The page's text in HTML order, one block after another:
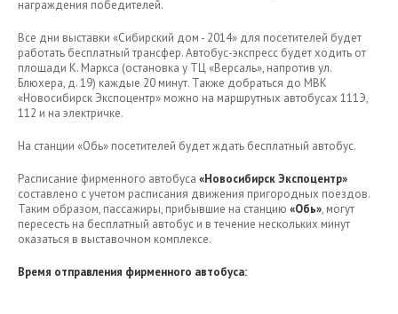
награждения победителей.
Все дни выставки «Сибирский дом - 2014» для посетителей будет
работать бесплатный трансфер. Автобус-экспресс будет ходить от
площади К. Маркса (остановка у ТЦ «Версаль», напротив ул.
Блюхера, д. 19) каждые 20 минут. Также добраться до МВК
«Новосибирск Экспоцентр» можно на маршрутных автобусах 111Э,
112 и на электричке.
На станции «Обь» посетителей будет ждать бесплатный автобус.
Расписание фирменного автобуса «Новосибирск Экспоцентр»
составлено с учетом расписания движения пригородных поездов.
Таким образом, пассажиры, прибывшие на станцию «Обь», могут
пересесть на бесплатный автобус и в течение нескольких минут
оказаться в выставочном комплексе.
Время отправления фирменного автобуса: